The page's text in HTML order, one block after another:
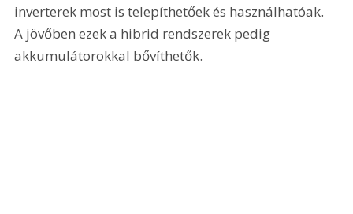
inverterek most is telepíthetőek és használhatóak.
A jövőben ezek a hibrid rendszerek pedig
akkumulátorokkal bővíthetők.